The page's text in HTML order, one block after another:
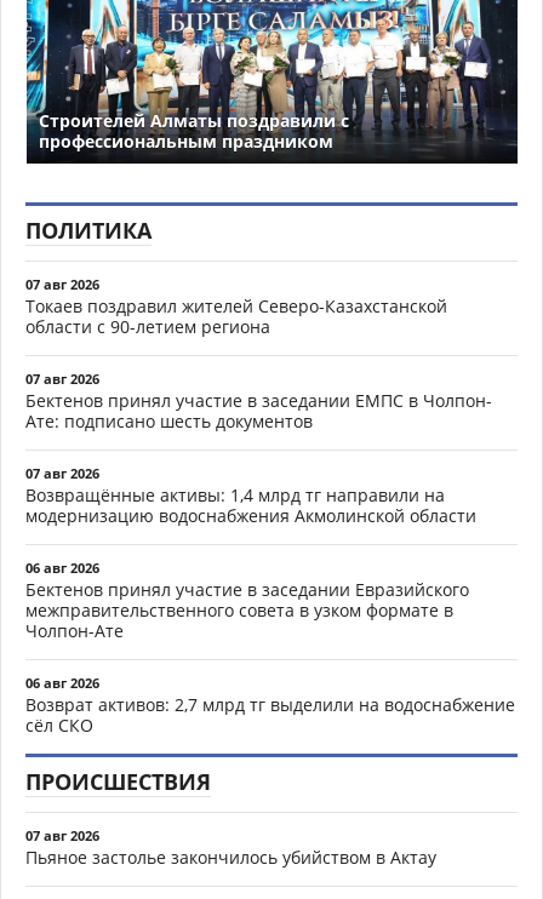
Строителей Алматы поздравили с
профессиональным праздником
ПОЛИТИКА
07 авг 2026
Токаев поздравил жителей Северо-Казахстанской
области с 90-летием региона
07 авг 2026
Бектенов принял участие в заседании ЕМПС в Чолпон-
Ате: подписано шесть документов
07 авг 2026
Возвращённые активы: 1,4 млрд тг направили на
модернизацию водоснабжения Акмолинской области
06 авг 2026
Бектенов принял участие в заседании Евразийского
межправительственного совета в узком формате в
Чолпон-Ате
06 авг 2026
Возврат активов: 2,7 млрд тг выделили на водоснабжение
сёл СКО
ПРОИСШЕСТВИЯ
07 авг 2026
Пьяное застолье закончилось убийством в Актау